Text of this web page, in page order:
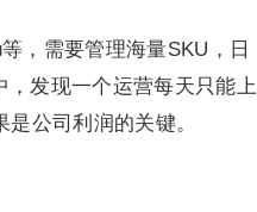
，需要管理海量SKU，日
发现一个运营每天只能上
公司利润的关键。